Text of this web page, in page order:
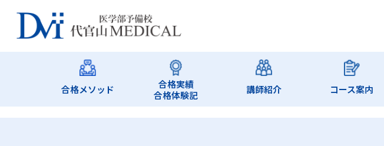
合格メソッド
合格実績
合格体験記
講師紹介 コース案内